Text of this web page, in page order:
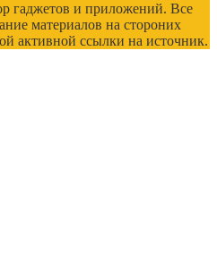
гаджетов и приложений. Все
материалов на стороних
активной ссылки на источник.